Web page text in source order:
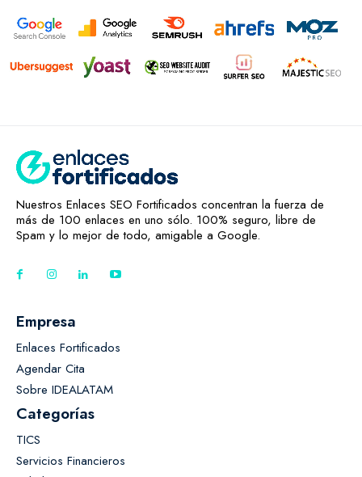
Nuestros Enlaces SEO Fortificados concentran la fuerza de
más de 100 enlaces en uno sólo. 100% seguro, libre de
Spam y lo mejor de todo, amigable a Google.
Empresa
Enlaces Fortificados
Agendar Cita
Sobre IDEALATAM
Categorías
TICS
Servicios Financieros